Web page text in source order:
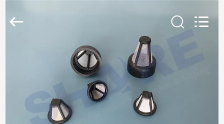
PRODUKTE
Limited.